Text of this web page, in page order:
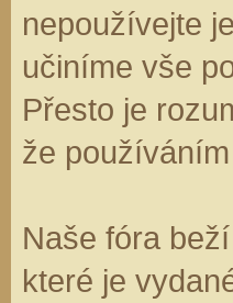
nepoužívejte
učiníme vše
Přesto je
že
Naše fóra
které je